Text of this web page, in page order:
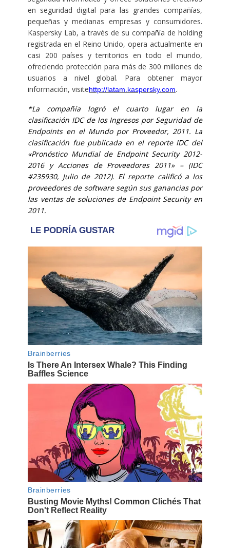
en seguridad digital para las grandes compañías,
pequeñas y medianas empresas y consumidores.
Kaspersky Lab, a través de su compañía de holding
registrada en el Reino Unido, opera actualmente en
casi 200 países y territorios en todo el mundo,
ofreciendo protección para más de 300 millones de
usuarios a nivel global. Para obtener mayor
información, visitehttp://latam.kaspersky.com.
*La compañía logró el cuarto lugar en la
clasificación IDC de los Ingresos por Seguridad de
Endpoints en el Mundo por Proveedor, 2011. La
clasificación fue publicada en el reporte IDC del
«Pronóstico Mundial de Endpoint Security 2012-
2016 y Acciones de Proveedores 2011» – (IDC
#235930, Julio de 2012). El reporte calificó a los
proveedores de software según sus ganancias por
las ventas de soluciones de Endpoint Security en
2011.